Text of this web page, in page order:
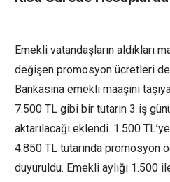
Emekli vatandaşların aldıkları
değişen promosyon ücretleri
Bankasına emekli maaşını
7.500 TL gibi bir tutarın 3 iş
aktarılacağı eklendi. 1.500
4.850 TL tutarında promosyon
duyuruldu. Emekli aylığı 1.500